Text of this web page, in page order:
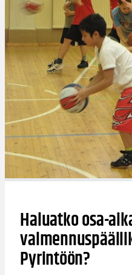
Haluatko osa-
Pyrintöön?